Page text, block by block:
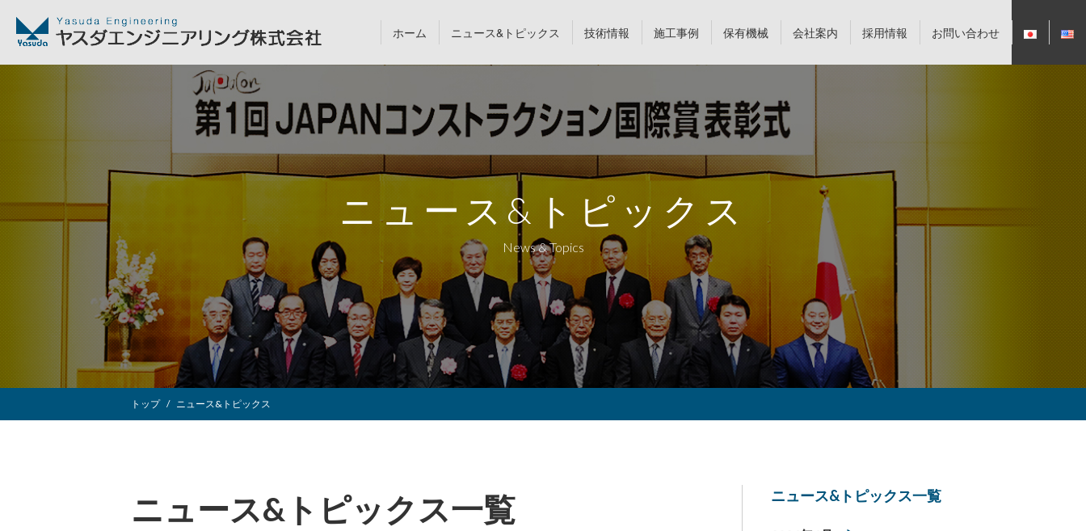
ホーム ニュース&トピックス 技術情報 施工事例 保有機械 会社案内 採用情報 お問い合わせ
ニュース&トピックス
News & Topics
トップ ニュース&トピックス
ニュース&トピックス一覧 ニュース&トピックス一覧